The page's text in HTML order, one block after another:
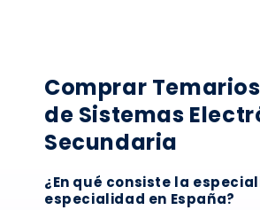
Comprar
de Sistemas
Secundaria
¿En qué consiste la
especialidad en España?